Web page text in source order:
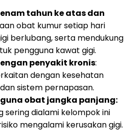
tahun ke atas dan
obat kumur setiap hari
berlubang, serta mendukung
pengguna kawat gigi.
penyakit kronis:
dengan kesehatan
sistem pernapasan.
obat jangka panjang:
sering dialami kelompok ini
mengalami kerusakan gigi.